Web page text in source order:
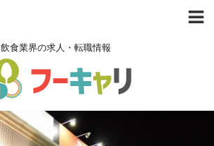
飲食業界の求人・転職情報